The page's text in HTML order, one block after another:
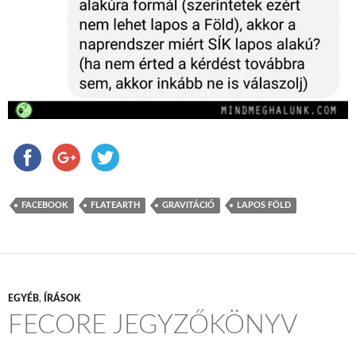
FACEBOOK FLATEARTH GRAVITÁCIÓ LAPOS FÖLD
EGYÉB, ÍRÁSOK
FECORE JEGYZŐKÖNYV